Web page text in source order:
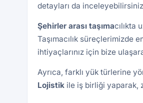
detayları da
Şehirler arası taşımacılıkta
Taşımacılık
ihtiyaçlarınız için bize
Ayrıca, farklı yük türlerine
Lojistikile iş birliği yaparak,